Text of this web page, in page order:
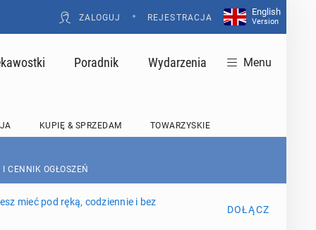
ZALOGUJ • REJESTRACJA
English
Version
Poradnik Wydarzenia Menu
KUPIĘ & SPRZEDAM TOWARZYSKIE
I CENNIK OGŁOSZEŃ
mieć pod ręką, codziennie i bez
DOŁĄCZ